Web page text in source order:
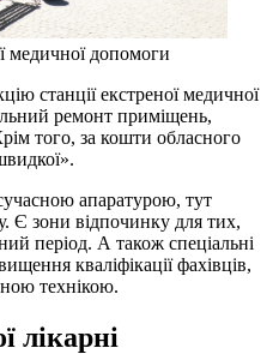
медичної допомоги
станції екстреної медичної
ремонт приміщень,
того, за кошти обласного
апаратурою, тут
Є зони відпочинку для тих,
період. А також спеціальні
кваліфікації фахівців,
технікою.
лікарні